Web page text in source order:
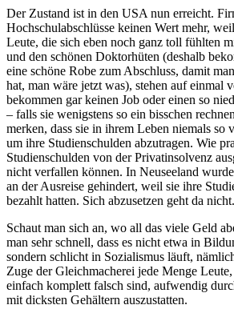
Der Zustand ist in den USA nun erreicht.
Hochschulabschlüsse keinen Wert mehr,
Leute, die sich eben noch ganz toll fühlten
und den schönen Doktorhüten (deshalb
eine schöne Robe zum Abschluss, damit
hat, man wäre jetzt was), stehen auf einmal
bekommen gar keinen Job oder einen so
– falls sie wenigstens so ein bisschen
merken, dass sie in ihrem Leben niemals so
um ihre Studienschulden abzutragen. Wie
Studienschulden von der Privatinsolvenz
nicht verfallen können. In Neuseeland
an der Ausreise gehindert, weil sie ihre
bezahlt hatten. Sich abzusetzen geht da nicht.
Schaut man sich an, wo all das viele Geld
man sehr schnell, dass es nicht etwa in
sondern schlicht in Sozialismus läuft,
Zuge der Gleichmacherei jede Menge
einfach komplett falsch sind, aufwendig
mit dicksten Gehältern auszustatten.